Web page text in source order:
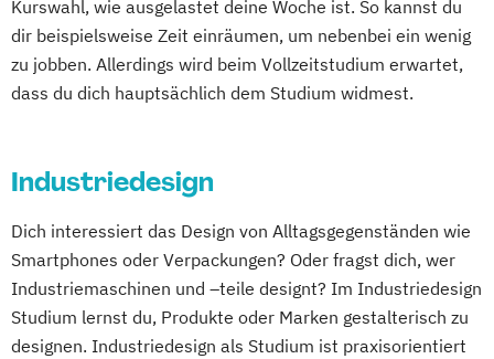
Professional Performance (Studienrichtung
Instrumental)
Regie
Kurswahl, wie ausgelastet deine Woche ist. So kannst du
dir beispielsweise Zeit einräumen, um nebenbei ein wenig
zu jobben. Allerdings wird beim Vollzeitstudium erwartet,
dass du dich hauptsächlich dem Studium widmest.
Industriedesign
Dich interessiert das Design von Alltagsgegenständen wie
Smartphones oder Verpackungen? Oder fragst dich, wer
Industriemaschinen und –teile designt? Im Industriedesign
Studium lernst du, Produkte oder Marken gestalterisch zu
designen. Industriedesign als Studium ist praxisorientiert